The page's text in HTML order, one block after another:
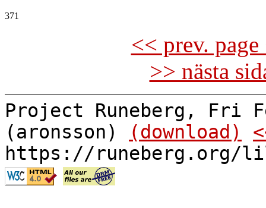
<< prev.
>> nästa
Project Runeberg, Fri
(aronsson)
(download)
https://runeberg.org/